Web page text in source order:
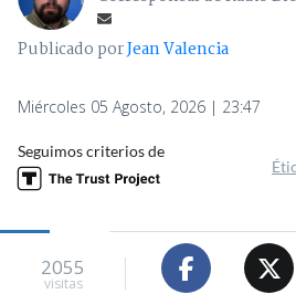
Publicado porJean Valencia
Miércoles 05 Agosto, 2026 | 23:47
Seguimos criterios de
2055
visitas